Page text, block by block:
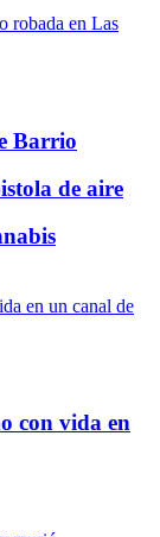
Barrio
de aire
con vida en